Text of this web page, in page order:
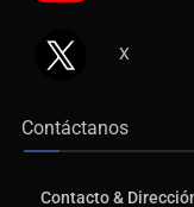
X
Contáctanos
Contacto &